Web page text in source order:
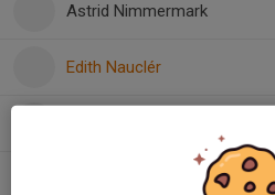
Astrid Nimmermark
Edith Nauclér